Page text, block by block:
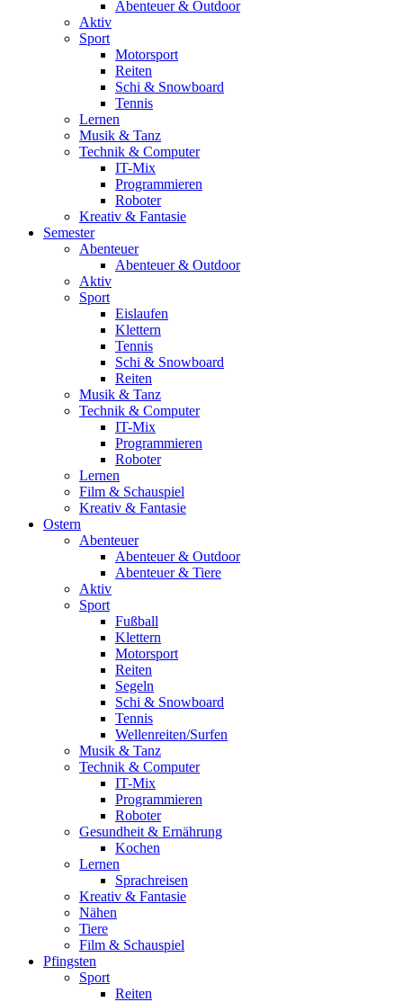
Abenteuer & Outdoor
Aktiv
Sport
Motorsport
Reiten
Schi & Snowboard
Tennis
Lernen
Musik & Tanz
Technik & Computer
IT-Mix
Programmieren
Roboter
Kreativ & Fantasie
Semester
Abenteuer
Abenteuer & Outdoor
Aktiv
Sport
Eislaufen
Klettern
Tennis
Schi & Snowboard
Reiten
Musik & Tanz
Technik & Computer
IT-Mix
Programmieren
Roboter
Lernen
Film & Schauspiel
Kreativ & Fantasie
Ostern
Abenteuer
Abenteuer & Outdoor
Abenteuer & Tiere
Aktiv
Sport
Fußball
Klettern
Motorsport
Reiten
Segeln
Schi & Snowboard
Tennis
Wellenreiten/Surfen
Musik & Tanz
Technik & Computer
IT-Mix
Programmieren
Roboter
Gesundheit & Ernährung
Kochen
Lernen
Sprachreisen
Kreativ & Fantasie
Nähen
Tiere
Film & Schauspiel
Pfingsten
Sport
Reiten